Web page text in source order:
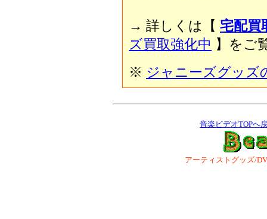
→ 詳しくは【 宅配買
ズ買取強化中 】をご
※ ジャニーズグッズ
音楽ビデオTOPへ
アーティストグッズ/